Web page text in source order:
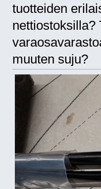
tuotteiden
nettiostoksilla?
muuten suju?